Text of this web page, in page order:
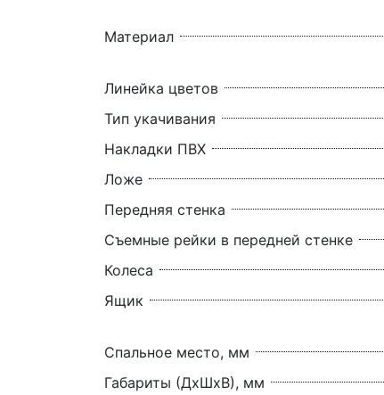
Материал
Линейка цветов
Тип укачивания
Накладки ПВХ
Ложе
Передняя стенка
Съемные рейки в передней стенке
Колеса
Ящик
Спальное место, мм
Габариты (ДхШхВ), мм